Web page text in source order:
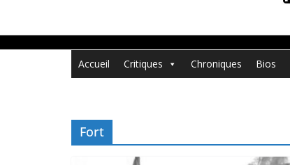
Accueil Critiques Chroniques Bios
Fort